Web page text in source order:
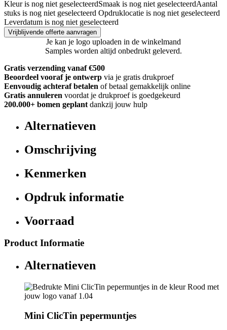
Kleur is nog niet geselecteerdSmaak is nog niet geselecteerdAantal
stuks is nog niet geselecteerd Opdruklocatie is nog niet geselecteerd
Leverdatum is nog niet geselecteerd
Vrijblijvende offerte aanvragen
Je kan je logo uploaden in de winkelmand
Samples worden altijd onbedrukt geleverd.
Gratis verzending vanaf €500
Beoordeel vooraf je ontwerp via je gratis drukproef
Eenvoudig achteraf betalen of betaal gemakkelijk online
Gratis annuleren voordat je drukproef is goedgekeurd
200.000+ bomen geplant dankzij jouw hulp
Alternatieven
Omschrijving
Kenmerken
Opdruk informatie
Voorraad
Product Informatie
Alternatieven
Mini ClicTin pepermuntjes